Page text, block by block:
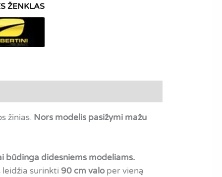
žinias. Nors modelis pasižymi mažu
būdinga didesniems modeliams.
surinkti 90 cm valo per vieną